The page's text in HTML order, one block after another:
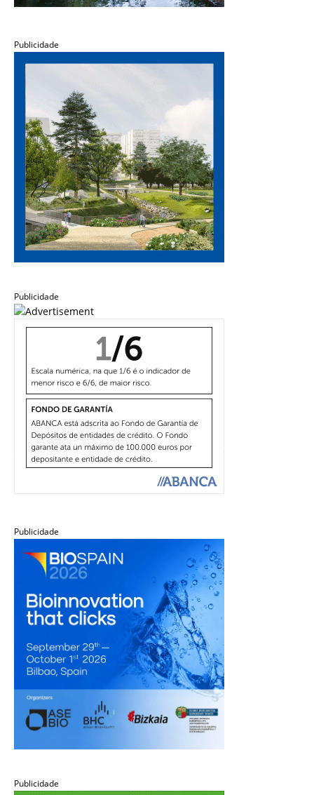
Publicidade
Publicidade
Publicidade
Publicidade